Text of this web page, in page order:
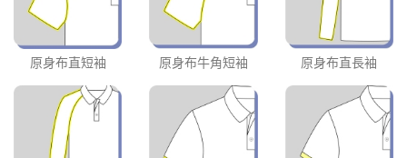
原身布直短袖 原身布牛角短袖 原身布直長袖